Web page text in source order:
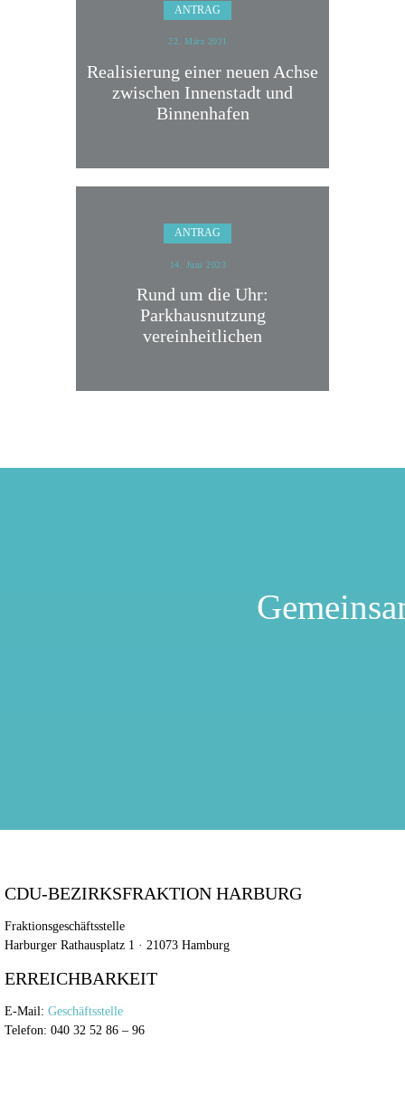
ANTRAG
22. März 2021
Realisierung einer neuen Achse
zwischen Innenstadt und
Binnenhafen
ANTRAG
14. Juni 2023
Rund um die Uhr:
Parkhausnutzung
vereinheitlichen
CDU-BEZIRKSFRAKTION HARBURG
Fraktionsgeschäftsstelle
Harburger Rathausplatz 1 · 21073 Hamburg
ERREICHBARKEIT
E-Mail: Geschäftsstelle
Telefon: 040 32 52 86 – 96